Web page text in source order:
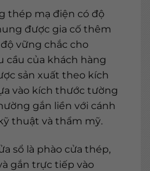
thép mạ điện có độ
được gia cố thêm
vững chắc cho
cầu của khách hàng
sản xuất theo kích
vào kích thước tường
gắn liền với cánh
thuật và thẩm mỹ.
sổ là phào cửa thép,
gắn trực tiếp vào